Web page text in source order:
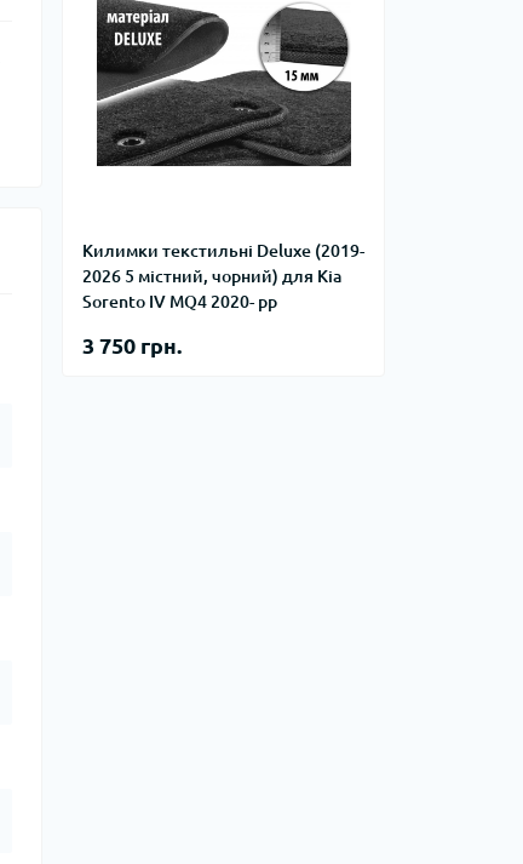
Килимки текстильні Deluxe (2019-
2026 5 містний, чорний) для Kia
Sorento IV MQ4 2020- рр
3 750 грн.